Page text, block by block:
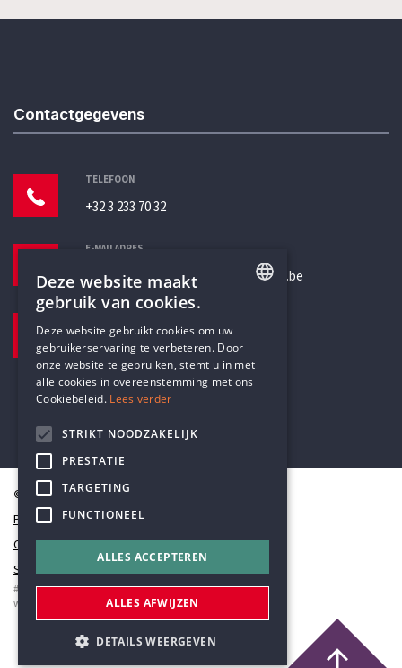
Contactgegevens
TELEFOON
+32 3 233 70 32
E-MAILADRES
secretariaat@humanistischverbond.be
Pottenbrug 4
Antwerpen, 2000
© Humanistisch Verbond 2026
Privacy
Cookiestatement
Sitemap
#codedwithlove byCodelines
webapplicaties
mobiele apps&maatwerk websites
DUTCH
Deze website maakt
gebruik van cookies.
Deze website gebruikt cookies om uw
gebruikerservaring te verbeteren. Door
onze website te gebruiken, stemt u in met
alle cookies in overeenstemming met ons
Cookiebeleid. Lees verder
STRIKT NOODZAKELIJK
PRESTATIE
TARGETING
FUNCTIONEEL
ALLES ACCEPTEREN
ALLES AFWIJZEN
DETAILS WEERGEVEN